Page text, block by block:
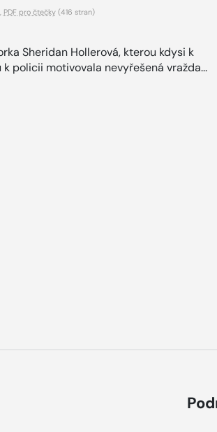
PDF pro čtečky(416 stran)
Sheridan Hollerová, kterou kdysi k
k policii motivovala nevyřešená vražda...